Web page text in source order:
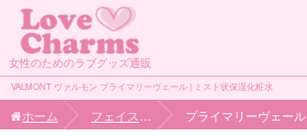
女性のためのラブグッズ通販
VALMONT ヴァルモン プライマリーヴェール | ミスト状保湿化粧水
ホーム プライマリーヴェール